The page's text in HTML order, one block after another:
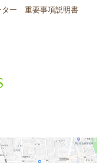
ター 重要事項説明書